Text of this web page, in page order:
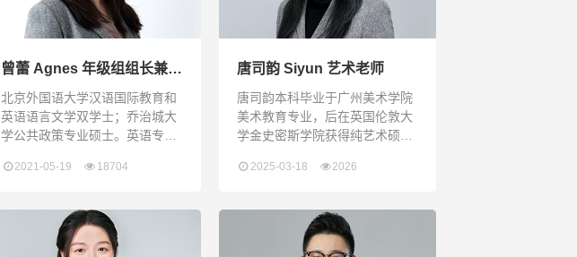
Bachelor’s Degr
曾蕾 Agnes 年级组组长兼班
主任老师
北京外国语大学汉语国际教育和
英语语言文学双学士；乔治城大
学公共政策专业硕士。英语专业
经在北京外国语大学国际交流处
待、翻译等工作。热心参加志愿
活动，如尼泊尔NVC国际志愿者
项目、中国教育年会论坛志愿
2021-05-19 18704
唐司韵 Siyun 艺术老师
唐司韵本科毕业于广州美术学院
美术教育专业，后在英国伦敦大
学金史密斯学院获得纯艺术硕士
究。她在艺术活动的组织、策划
累了深厚的设计与管理能力，关
注艺术的跨学科拓展及其社会语
境。她曾在博物馆担任策展人，
2025-03-18 2026